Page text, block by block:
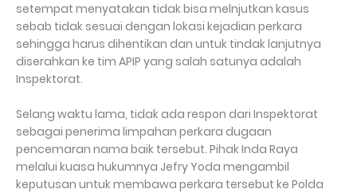
setempat menyatakan tidak bisa melnjutkan kasus
sebab tidak sesuai dengan lokasi kejadian perkara
sehingga harus dihentikan dan untuk tindak lanjutnya
diserahkan ke tim APIP yang salah satunya adalah
Inspektorat.
Selang waktu lama, tidak ada respon dari Inspektorat
sebagai penerima limpahan perkara dugaan
pencemaran nama baik tersebut. Pihak Inda Raya
melalui kuasa hukumnya Jefry Yoda mengambil
keputusan untuk membawa perkara tersebut ke Polda